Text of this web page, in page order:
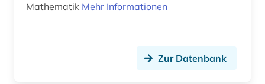
Mathematik Mehr Informationen
Zur Datenbank